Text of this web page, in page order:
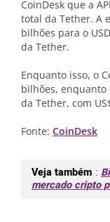
CoinDesk que a
total da Tether. A
bilhões para o
da Tether.
Enquanto isso, o
bilhões, enquanto
da Tether, com
Fonte: CoinDesk
Veja também :
mercado cripto